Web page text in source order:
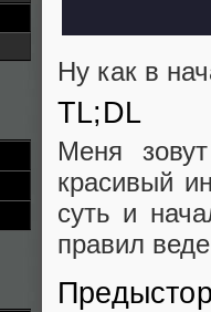
Ну как в
TL;DL
Меня
красивый
суть и
правил